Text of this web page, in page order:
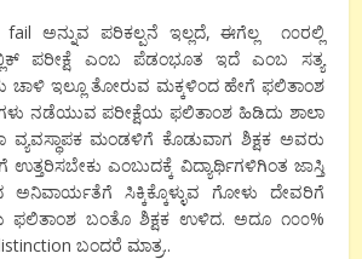
ಅನ್ನುವ ಪರಿಕಲ್ಪನೆ ಇಲ್ಲದೆ, ಈಗೆಲ್ಲ ೧೦ರಲ್ಲಿ
ಪರೀಕ್ಷೆ ಎಂಬ ಪೆಡಂಭೂತ ಇದೆ ಎಂಬ ಸತ್ಯ
ಚಾಳಿ ಇಲ್ಲೂ ತೋರುವ ಮಕ್ಕಳಿಂದ ಹೇಗೆ ಫಲಿತಾಂಶ
ನಡೆಯುವ ಪರೀಕ್ಷೆಯ ಫಲಿತಾಂಶ ಹಿಡಿದು ಶಾಲಾ
ವ್ಯವಸ್ಥಾಪಕ ಮಂಡಳಿಗೆ ಕೊಡುವಾಗ ಶಿಕ್ಷಕ ಅವರು
ಉತ್ತರಿಸಬೇಕು ಎಂಬುದಕ್ಕೆ ವಿದ್ಯಾರ್ಥಿಗಳಿಗಿಂತ ಜಾಸ್ತಿ
ಸಿಕ್ಕಿಕ್ಕೊಳ್ಳುವ ಗೋಳು ದೇವರಿಗೆ
ಫಲಿತಾಂಶ ಬಂತೊ ಶಿಕ್ಷಕ ಉಳಿದ. ಅದೂ ೧೦೦%
ಬಂದರೆ ಮಾತ್ರ..